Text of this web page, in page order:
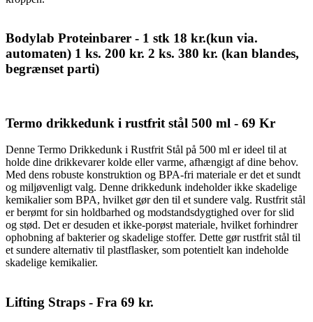
Bodylab Proteinbarer - 1 stk 18 kr.(kun via.
automaten) 1 ks. 200 kr. 2 ks. 380 kr. (kan blandes,
begrænset parti)
Termo drikkedunk i rustfrit stål 500 ml - 69 Kr
Denne Termo Drikkedunk i Rustfrit Stål på 500 ml er ideel til at
holde dine drikkevarer kolde eller varme, afhængigt af dine behov.
Med dens robuste konstruktion og BPA-fri materiale er det et sundt
og miljøvenligt valg. Denne drikkedunk indeholder ikke skadelige
kemikalier som BPA, hvilket gør den til et sundere valg. Rustfrit stål
er berømt for sin holdbarhed og modstandsdygtighed over for slid
og stød. Det er desuden et ikke-porøst materiale, hvilket forhindrer
ophobning af bakterier og skadelige stoffer. Dette gør rustfrit stål til
et sundere alternativ til plastflasker, som potentielt kan indeholde
skadelige kemikalier.
Lifting Straps - Fra 69 kr.